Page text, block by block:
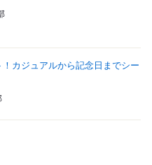
カジュアルから記念日までシー